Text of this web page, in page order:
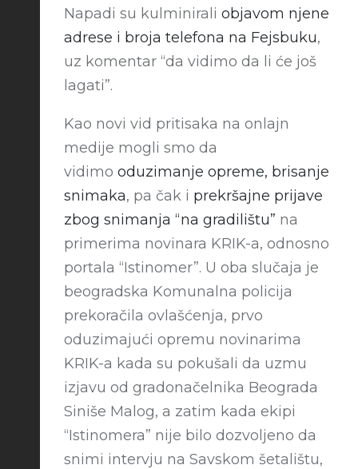
Napadi su kulminirali objavom njene
adrese i broja telefona na Fejsbuku,
uz komentar “da vidimo da li će još
lagati”.
Kao novi vid pritisaka na onlajn
medije mogli smo da
vidimo oduzimanje opreme, brisanje
snimaka, pa čak i prekršajne prijave
zbog snimanja “na gradilištu” na
primerima novinara KRIK-a, odnosno
portala “Istinomer”. U oba slučaja je
beogradska Komunalna policija
prekoračila ovlašćenja, prvo
oduzimajući opremu novinarima
KRIK-a kada su pokušali da uzmu
izjavu od gradonačelnika Beograda
Siniše Malog, a zatim kada ekipi
“Istinomera” nije bilo dozvoljeno da
snimi intervju na Savskom šetalištu,